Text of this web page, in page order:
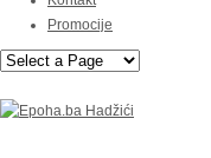
Promocije